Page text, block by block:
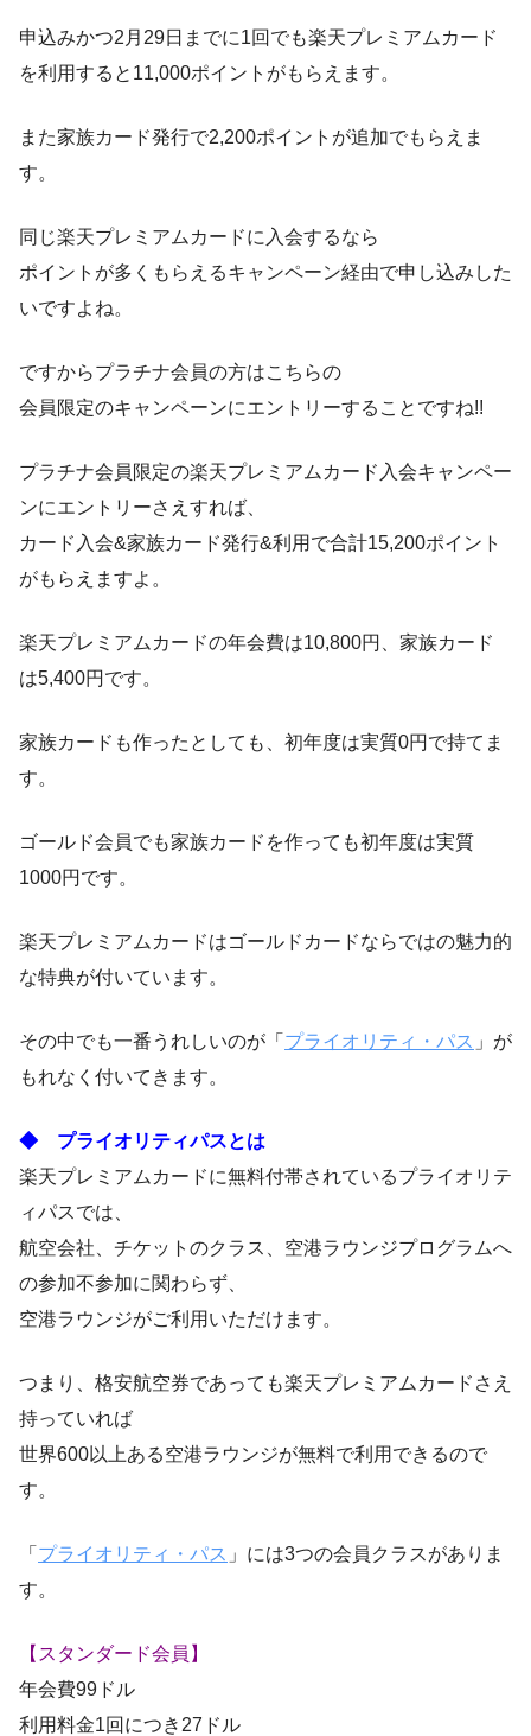
申込みかつ2月29日までに1回でも楽天プレミアムカード
を利用すると11,000ポイントがもらえます。
また家族カード発行で2,200ポイントが追加でもらえま
す。
同じ楽天プレミアムカードに入会するなら
ポイントが多くもらえるキャンペーン経由で申し込みした
いですよね。
ですからプラチナ会員の方はこちらの
会員限定のキャンペーンにエントリーすることですね!!
プラチナ会員限定の楽天プレミアムカード入会キャンペー
ンにエントリーさえすれば、
カード入会&家族カード発行&利用で合計15,200ポイント
がもらえますよ。
楽天プレミアムカードの年会費は10,800円、家族カード
は5,400円です。
家族カードも作ったとしても、初年度は実質0円で持てま
す。
ゴールド会員でも家族カードを作っても初年度は実質
1000円です。
楽天プレミアムカードはゴールドカードならではの魅力的
な特典が付いています。
その中でも一番うれしいのが「 プライオリティ・パス 」が
もれなく付いてきます。
◆ プライオリティパスとは
楽天プレミアムカードに無料付帯されているプライオリテ
ィパスでは、
航空会社、チケットのクラス、空港ラウンジプログラムへ
の参加不参加に関わらず、
空港ラウンジがご利用いただけます。
つまり、格安航空券であっても楽天プレミアムカードさえ
持っていれば
世界600以上ある空港ラウンジが無料で利用できるので
す。
「 プライオリティ・パス 」には3つの会員クラスがありま
す。
【スタンダード会員】
年会費99ドル
利用料金1回につき27ドル